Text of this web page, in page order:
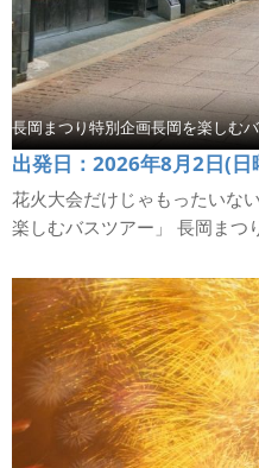
出発日：2026年8月2日(
花火大会だけじゃもったいな
楽しむバスツアー」 長岡まつ